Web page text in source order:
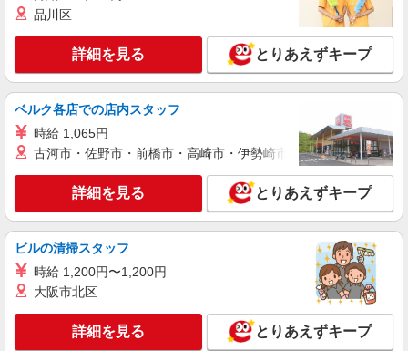
品川区
詳細を見る とりあえずキープ
ベルク各店での店内スタッフ
時給 1,065円
古河市・佐野市・前橋市・高崎市・伊勢崎市・太田市・館林市
詳細を見る とりあえずキープ
ビルの清掃スタッフ
時給 1,200円〜1,200円
大阪市北区
詳細を見る とりあえずキープ